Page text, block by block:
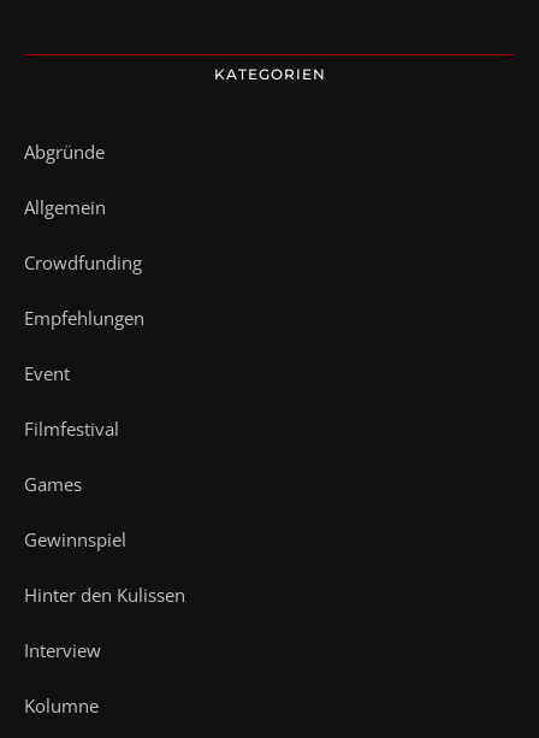
KATEGORIEN
Abgründe
Allgemein
Crowdfunding
Empfehlungen
Event
Filmfestival
Games
Gewinnspiel
Hinter den Kulissen
Interview
Kolumne